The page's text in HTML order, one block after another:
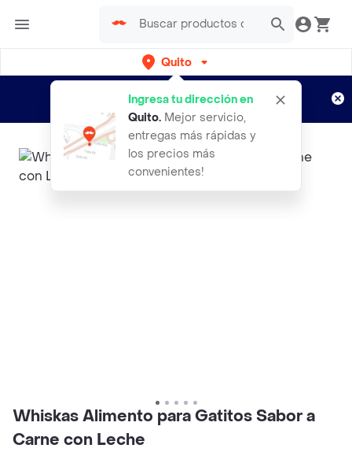
Quito
Ingresa tu dirección en
Quito. Mejor servicio,
entregas más rápidas y
los precios más
convenientes!
envíos gratis por semanas
Aplican TyC
Whiskas Alimento para Gatitos Sabor a
Carne con Leche